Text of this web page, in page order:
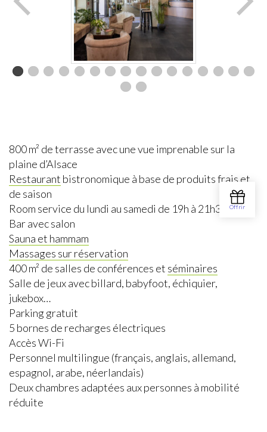
800 m² de terrasse avec une vue imprenable sur la
plaine d’Alsace
Restaurant bistronomique à base de produits frais et
de saison
Room service du lundi au samedi de 19h à 21h30
Bar avec salon
Sauna et hammam
Massages sur réservation
400 m² de salles de conférences et séminaires
Salle de jeux avec billard, babyfoot, échiquier,
jukebox…
Parking gratuit
5 bornes de recharges électriques
Accès Wi-Fi
Personnel multilingue (français, anglais, allemand,
espagnol, arabe, néerlandais)
Deux chambres adaptées aux personnes à mobilité
réduite